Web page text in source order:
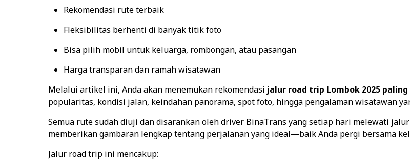
Rekomendasi rute terbaik
Fleksibilitas berhenti di banyak titik foto
Bisa pilih mobil untuk keluarga, rombongan, atau pasangan
Harga transparan dan ramah wisatawan
Melalui artikel ini, Anda akan menemukan rekomendasi jalur road trip Lombok 2025
popularitas, kondisi jalan, keindahan panorama, spot foto, hingga pengalaman wisatawan
Semua rute sudah diuji dan disarankan oleh driver BinaTrans yang setiap hari melewati
memberikan gambaran lengkap tentang perjalanan yang ideal—baik Anda pergi bersama
Jalur road trip ini mencakup: